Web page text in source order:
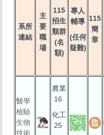
系所
連結
主
要
職
場
115
招生
類群
(名
額)
專人
輔導
(任何
疑難)
115
簡
章
醫學
檢驗
生物
技術
農業
16
化工
25